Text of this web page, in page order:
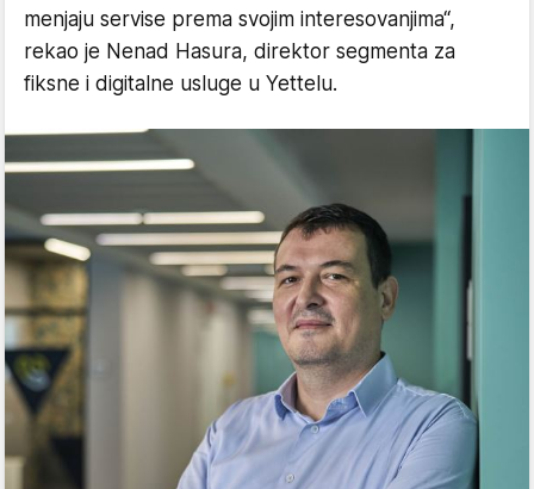
menjaju servise prema svojim interesovanjima“,
rekao je Nenad Hasura, direktor segmenta za
fiksne i digitalne usluge u Yettelu.